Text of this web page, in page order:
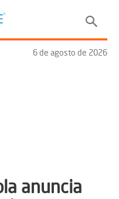
6 de agosto de 2026
anuncia